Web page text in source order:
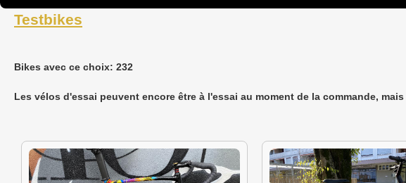
Testbikes
Bikes avec ce choix: 232
Les vélos d'essai peuvent encore être à l'essai au moment de la commande,